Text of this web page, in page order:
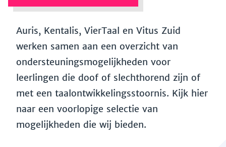
Auris, Kentalis, VierTaal en Vitus Zuid
werken samen aan een overzicht van
ondersteuningsmogelijkheden voor
leerlingen die doof of slechthorend zijn of
met een taalontwikkelingsstoornis. Kijk hier
naar een voorlopige selectie van
mogelijkheden die wij bieden.